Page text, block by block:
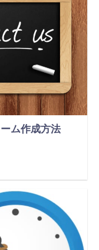
ム作成方法